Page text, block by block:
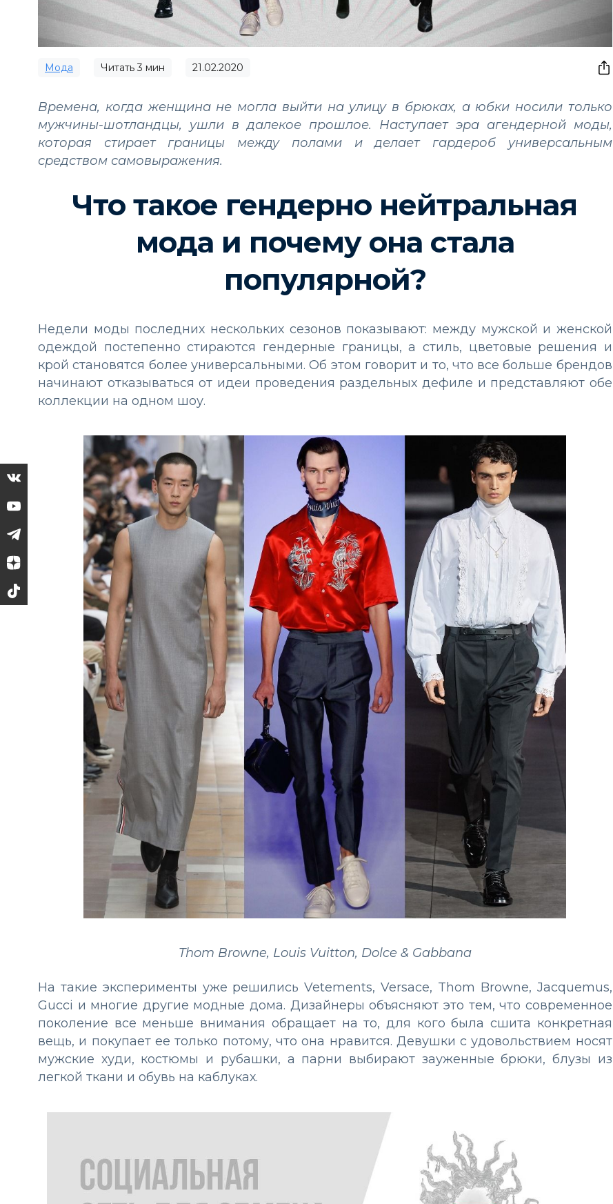
Мода Читать3 мин 21.02.2020
Времена, когда женщина не могла выйти на улицу в брюках, а юбки носили только
мужчины-шотландцы, ушли в далекое прошлое. Наступает эра агендерной моды,
которая стирает границы между полами и делает гардероб универсальным
средством самовыражения.
Что такое гендерно нейтральная
мода и почему она стала
популярной?
Недели моды последних нескольких сезонов показывают: между мужской и женской
одеждой постепенно стираются гендерные границы, а стиль, цветовые решения и
крой становятся более универсальными. Об этом говорит и то, что все больше брендов
начинают отказываться от идеи проведения раздельных дефиле и представляют обе
коллекции на одном шоу.
Thom Browne, Louis Vuitton, Dolce & Gabbana
На такие эксперименты уже решились Vetements, Versace, Thom Browne, Jacquemus,
Gucci и многие другие модные дома. Дизайнеры объясняют это тем, что современное
поколение все меньше внимания обращает на то, для кого была сшита конкретная
вещь, и покупает ее только потому, что она нравится. Девушки с удовольствием носят
мужские худи, костюмы и рубашки, а парни выбирают зауженные брюки, блузы из
легкой ткани и обувь на каблуках.